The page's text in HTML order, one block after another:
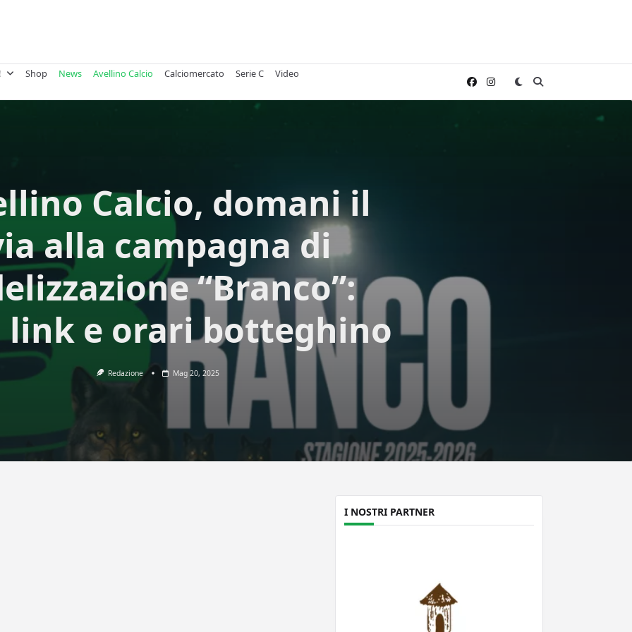
Shop News Avellino Calcio Calciomercato Serie C Video
Calcio, domani il
alla campagna di
“Branco”:
e orari botteghino
Redazione Mag 20, 2025
I NOSTRI PARTNER